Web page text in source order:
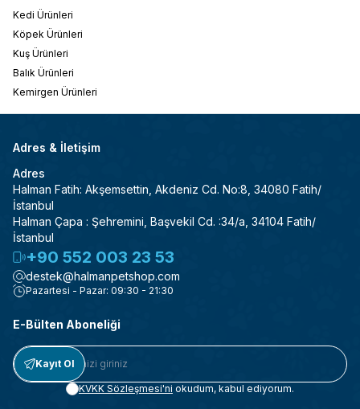
Kedi Ürünleri
Köpek Ürünleri
Kuş Ürünleri
Balık Ürünleri
Kemirgen Ürünleri
Adres & İletişim
Adres
Halman Fatih: Akşemsettin, Akdeniz Cd. No:8, 34080 Fatih/
İstanbul
Halman Çapa : Şehremini, Başvekil Cd. :34/a, 34104 Fatih/
İstanbul
+90 552 003 23 53
destek@halmanpetshop.com
Pazartesi - Pazar: 09:30 - 21:30
E-Bülten Aboneliği
Kayıt Ol
KVKK Sözleşmesi'ni okudum, kabul ediyorum.